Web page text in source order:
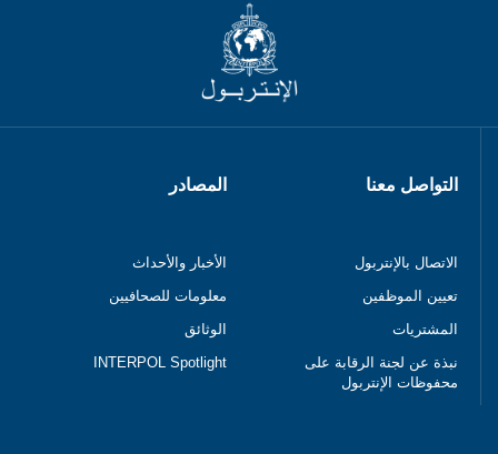
التواصل معنا
الاتصال بالإنتربول
تعيين الموظفين
المشتريات
نبذة عن لجنة الرقابة على
محفوظات الإنتربول
المصادر
الأخبار والأحداث
معلومات للصحافيين
الوثائق
INTERPOL Spotlight